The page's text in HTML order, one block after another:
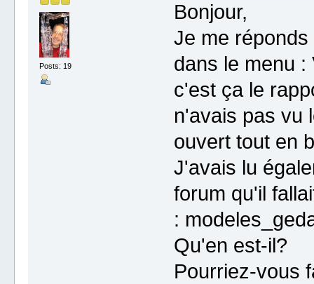
Posts: 19
Bonjour,
Je me
dans le menu :
c'est ça le
n'avais pas vu
ouvert tout en
J'avais lu
forum qu'il
:
Qu'en est-il?
Pourriez-vous